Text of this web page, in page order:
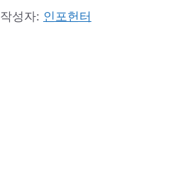
작성자: 인포헌터